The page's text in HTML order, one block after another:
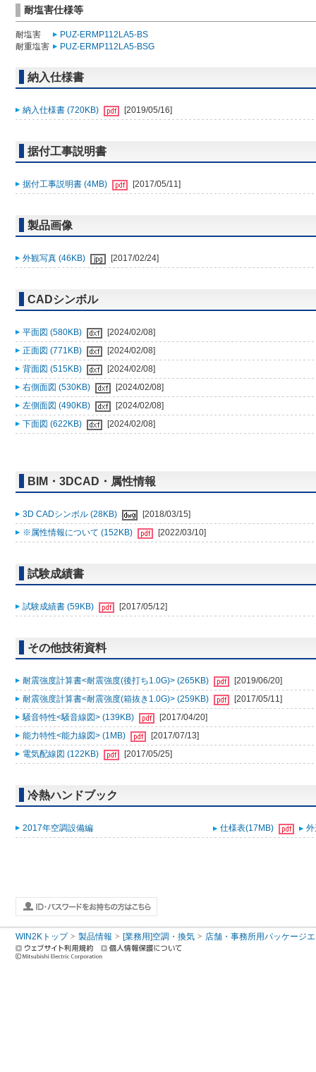
耐塩害仕様等
耐塩害
PUZ-ERMP112LA5-BS
耐重塩害
PUZ-ERMP112LA5-BSG
納入仕様書
納入仕様書 (720KB) [2019/05/16]
据付工事説明書
据付工事説明書 (4MB) [2017/05/11]
製品画像
外観写真 (46KB) [2017/02/24]
CADシンボル
平面図 (580KB)
[2024/02/08]
正面図 (771KB)
[2024/02/08]
背面図 (515KB)
[2024/02/08]
右側面図 (530KB)
[2024/02/08]
左側面図 (490KB)
[2024/02/08]
下面図 (622KB)
[2024/02/08]
BIM・3DCAD・属性情報
3D CADシンボル (28KB)
[2018/03/15]
※属性情報について (152KB)
[2022/03/10]
試験成績書
試験成績書 (59KB) [2017/05/12]
その他技術資料
耐震強度計算書<耐震強度(後打ち1.0G)> (265KB)
[2019/06/20]
耐震強度計算書<耐震強度(箱抜き1.0G)> (259KB)
[2017/05/11]
騒音特性<騒音線図> (139KB)
[2017/04/20]
能力特性<能力線図> (1MB)
[2017/07/13]
電気配線図 (122KB)
[2017/05/25]
冷熱ハンドブック
2017年空調設備編 仕様表(17MB)
WIN2Kトップ 製品情報 [業務用]空調・換気 店舗・事務所用パッケージ